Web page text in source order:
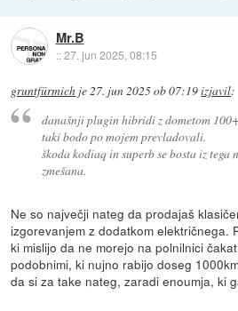
Mr.B
::27. jun 2025, 08:15
gruntfürmich je 27. jun 2025 ob 07:19izjavil:
današnji plugin hibridi z dometom
taki bodo po mojem prevladovali.
škoda kodiaq in superb se bosta iz
zmešana.
Ne so največji nateg da prodajaš
izgorevanjem z dodatkom električnega.
ki mislijo da ne morejo na polnilnici
podobnimi, ki nujno rabijo doseg
da si za take nateg, zaradi enoumja, ki